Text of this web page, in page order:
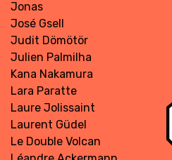
Jonas
José Gsell
Judit Dömötör
Julien Palmilha
Kana Nakamura
Lara Paratte
Laure Jolissaint
Laurent Güdel
Le Double Volcan